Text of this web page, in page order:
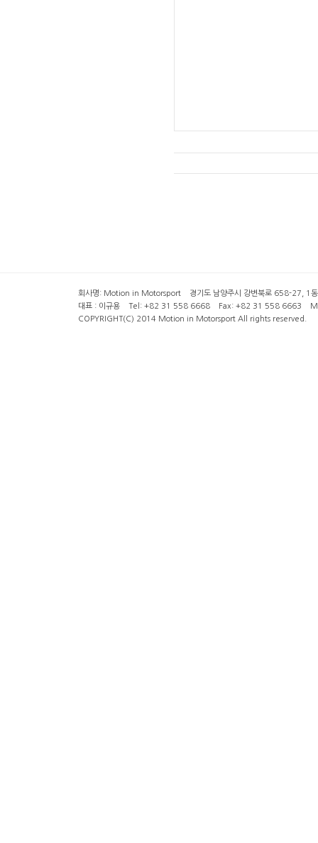
회사명: Motion in Motorsport 경기도 남양주시 강변북로 658-27,
대표 : 이규용 Tel: +82 31 558 6668 Fax: +82 31 558 6663
COPYRIGHT(C) 2014 Motion in Motorsport All rights reserved.